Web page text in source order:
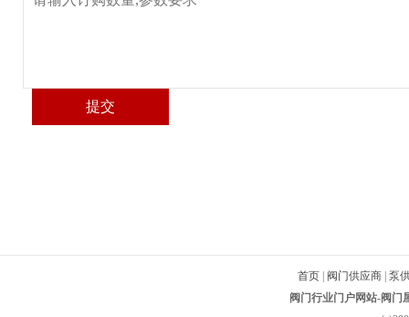
首页 阀门供应商 泵
阀门行业门户网站-阀门